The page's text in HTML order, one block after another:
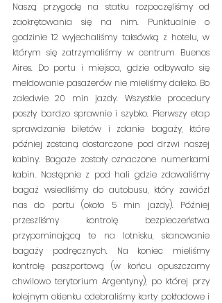
Naszą przygodę na statku rozpoczęliśmy od
zaokrętowania się na nim. Punktualnie o
godzinie 12 wyjechaliśmy taksówką z hotelu, w
którym się zatrzymaliśmy w centrum Buenos
Aires. Do portu i miejsca, gdzie odbywało się
meldowanie pasażerów nie mieliśmy daleko. Bo
zaledwie 20 min jazdy. Wszystkie procedury
poszły bardzo sprawnie i szybko. Pierwszy etap
sprawdzanie biletów i zdanie bagaży, które
później zostaną dostarczone pod drzwi naszej
kabiny. Bagaże zostały oznaczone numerkami
kabin. Następnie z pod hali gdzie zdawaliśmy
bagaż wsiedliśmy do autobusu, który zawiózł
nas do portu (około 5 min jazdy). Później
przeszliśmy kontrolę bezpieczeństwa
przypominającą te na lotnisku, skanowanie
bagaży podręcznych. Na koniec mieliśmy
kontrolę paszportową (w końcu opuszczamy
chwilowo terytorium Argentyny), po której przy
kolejnym okienku odebraliśmy karty pokładowe i